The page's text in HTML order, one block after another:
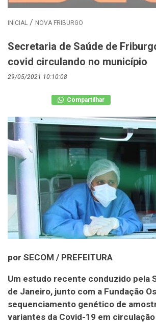
INICIAL NOVA FRIBURGO
Secretaria de Saúde de
covid circulando no município
29/05/2021 10:10:08
Compartilhar
por SECOM / PREFEITURA
Um estudo recente conduzido pela
de Janeiro, junto com a Fundação
sequenciamento genético de
variantes da Covid-19 em